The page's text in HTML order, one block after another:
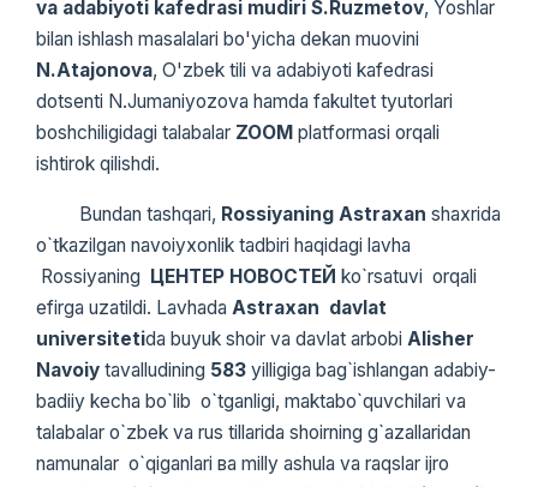
va adabiyoti kafedrasi mudiri S.Ruzmetov, Yoshlar
bilan ishlash masalalari bo'yicha dekan muovini
N.Atajonova, O'zbek tili va adabiyoti kafedrasi
dotsenti N.Jumaniyozova hamda fakultet tyutorlari
boshchiligidagi talabalar ZOOM platformasi orqali
ishtirok qilishdi.
Bundan tashqari, Rossiyaning Astraxan shaxrida
o`tkazilgan navoiyxonlik tadbiri haqidagi lavha
Rossiyaning ЦЕНТЕР НОВОСТЕЙ ko`rsatuvi orqali
efirga uzatildi. Lavhada Astraxan davlat
universitetida buyuk shoir va davlat arbobi Alisher
Navoiy tavalludining 583 yilligiga bag`ishlangan adabiy-
badiiy kecha bo`lib o`tganligi, mаktаbo`quvchilari va
talabalar o`zbek va rus tillarida shoirning g`azallaridan
namunalar o`qiganlari ва milly ashula va raqslar ijro